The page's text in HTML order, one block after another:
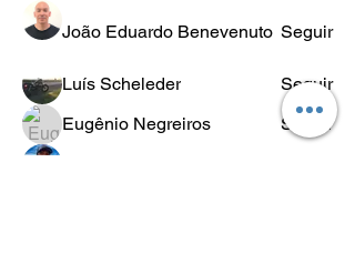
João Eduardo Benevenuto Seguir
Luís Scheleder
Seguir
Eugênio Negreiros
Seguir